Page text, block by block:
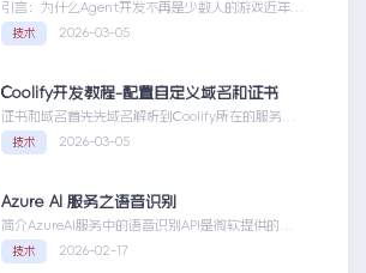
引言：为什么Agent开发不再是少数人的游戏近年
来，随着人工智能技术的快速发展，AIAgen...MVP
聚技站｜GitHubCopilotSDK入门：五分钟构建你的
技术 2026-03-05
Coolify开发教程-配置自定义域名和证书
证书和域名首先先域名解析到Coolify所在的服务
器，然后获取你的证书NGINX版本的，这里就不
赘...Coolify开发教程-配置自定义域名和证书
技术 2026-03-05
Azure AI 服务之语音识别
简介AzureAI服务中的语音识别API是微软提供的一
项先进技术，旨在帮助开发者轻松实现语...AzureAI
服务之语音识别
技术 2026-02-17